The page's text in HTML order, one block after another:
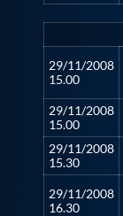
29/11/2008
15.00
29/11/2008
15.00
29/11/2008
15.30
29/11/2008
16.30